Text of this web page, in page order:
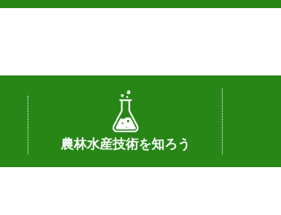
農林水産技術を知ろう
センターの話題
私の試験研究
試験研究課題
第6期中期業務計画
オンライン研究報告
刊行物
知的財産に関する相談窓口